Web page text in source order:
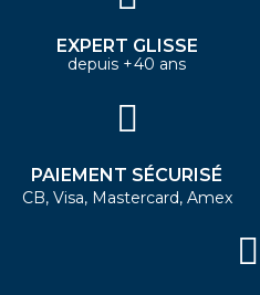
EXPERT GLISSE
depuis +40 ans
PAIEMENT SÉCURISÉ
CB, Visa, Mastercard, Amex